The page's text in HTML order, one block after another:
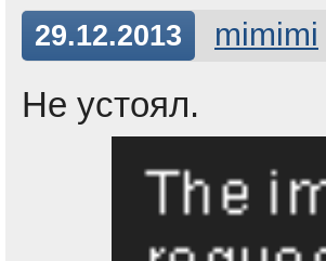
29.12.2013 mimimi
Не устоял.